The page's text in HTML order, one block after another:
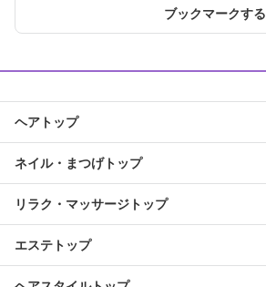
ブックマークする
ヘアトップ
ネイル・まつげトップ
リラク・マッサージトップ
エステトップ